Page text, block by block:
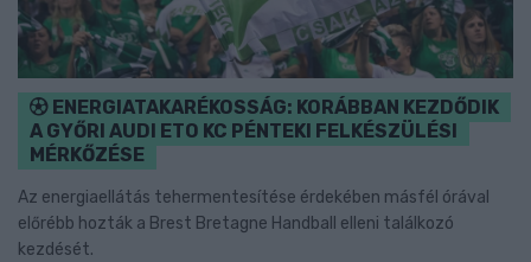
ENERGIATAKARÉKOSSÁG: KORÁBBAN KEZDŐDIK
A GYŐRI AUDI ETO KC PÉNTEKI FELKÉSZÜLÉSI
MÉRKŐZÉSE
Az energiaellátás tehermentesítése érdekében másfél órával
előrébb hozták a Brest Bretagne Handball elleni találkozó
kezdését.